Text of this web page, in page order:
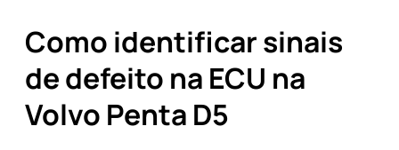
Como identificar sinais
de defeito na ECU na
Volvo Penta D5